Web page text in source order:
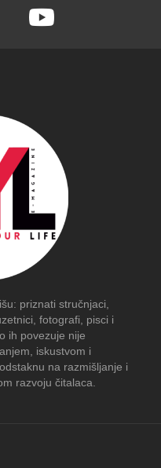
youtube
priznati stručnjaci,
fotografi, pisci i
ih povezuje nije
iskustvom i
na razmišljanje i
razvoju čitalaca.